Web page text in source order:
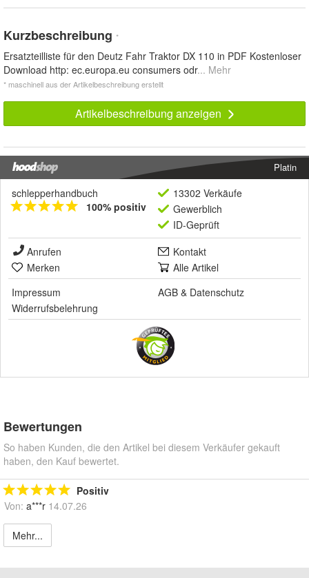
Kurzbeschreibung *
Ersatzteilliste für den Deutz Fahr Traktor DX 110 in PDF Kostenloser
Download http: ec.europa.eu consumers odr... Mehr
* maschinell aus der Artikelbeschreibung erstellt
Artikelbeschreibung anzeigen
Platin
schlepperhandbuch
100% positiv
13302 Verkäufe
Gewerblich
ID-Geprüft
Anrufen
Kontakt
Merken
Alle Artikel
Impressum
AGB & Datenschutz
Widerrufsbelehrung
Bewertungen
So haben Kunden, die den Artikel bei diesem Verkäufer gekauft
haben, den Kauf bewertet.
Positiv
Von: a***r 14.07.26
Mehr...